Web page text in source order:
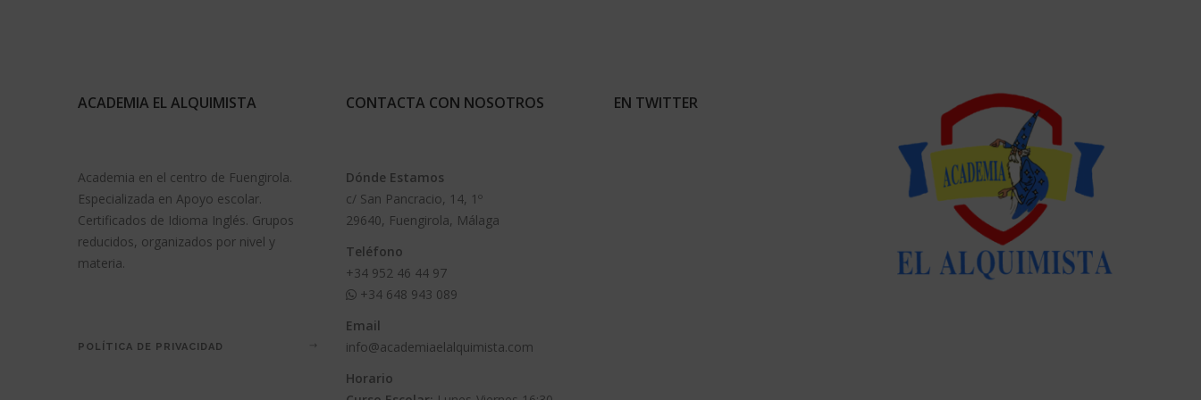
ACADEMIA EL ALQUIMISTA
Academia en el centro de Fuengirola.
Especializada en Apoyo escolar.
Certificados de Idioma Inglés. Grupos
reducidos, organizados por nivel y
materia.
POLÍTICA DE PRIVACIDAD
CONTACTA CON NOSOTROS
Dónde Estamos
c/ San Pancracio, 14, 1º
29640, Fuengirola, Málaga
Teléfono
+34 952 46 44 97
+34 648 943 089
Email
info@academiaelalquimista.com
Horario
EN TWITTER